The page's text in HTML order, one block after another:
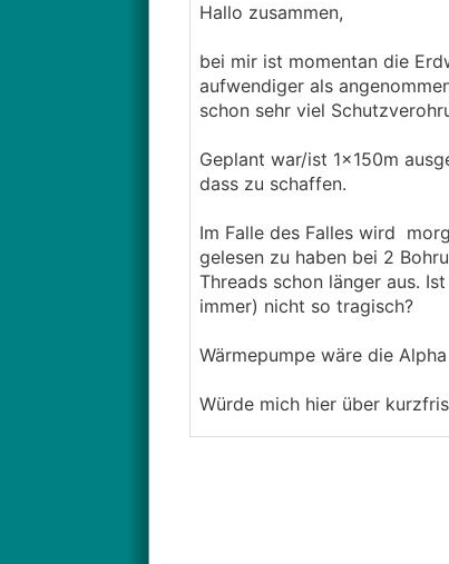
Hallo zusammen,
bei mir ist momentan die
aufwendiger als
schon sehr viel
Geplant war/ist 1x150m
dass zu schaffen.
Im Falle des Falles wird
gelesen zu haben bei 2
Threads schon länger aus.
immer) nicht so tragisch?
Wärmepumpe wäre die
Würde mich hier über